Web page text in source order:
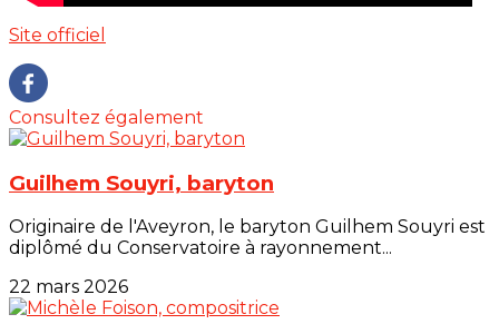
Site officiel
Consultez également
Guilhem Souyri, baryton
Originaire de l'Aveyron, le baryton Guilhem Souyri est
diplômé du Conservatoire à rayonnement...
22 mars 2026